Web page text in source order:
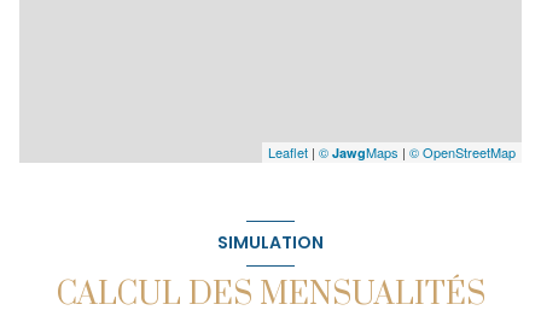
Leaflet | © JawgMaps | © OpenStreetMap
SIMULATION
CALCUL DES MENSUALITÉS